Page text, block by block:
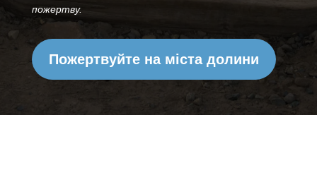
пожертву.
Пожертвуйте на міста долини